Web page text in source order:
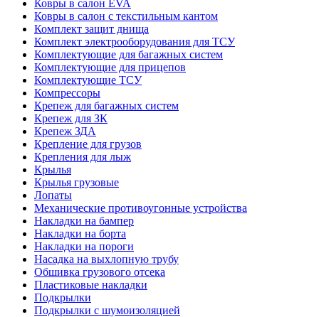
Ковры в салон EVA
Ковры в салон с текстильным кантом
Комплект защит днища
Комплект электрооборудования для ТСУ
Комплектующие для багажных систем
Комплектующие для прицепов
Комплектующие ТСУ
Компрессоры
Крепеж для багажных систем
Крепеж для ЗК
Крепеж ЗДА
Крепление для грузов
Крепления для лыж
Крылья
Крылья грузовые
Лопаты
Механические противоугонные устройства
Накладки на бампер
Накладки на борта
Накладки на пороги
Насадка на выхлопную трубу
Обшивка грузового отсека
Пластиковые накладки
Подкрылки
Подкрылки с шумоизоляцией